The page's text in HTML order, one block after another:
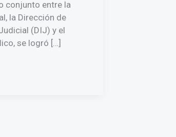
conjunto entre la
la Dirección de
(DIJ) y el
se logró […]